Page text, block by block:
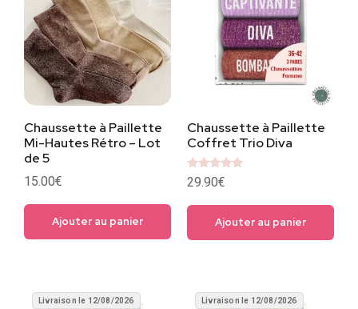
Chaussette à Paillette
Mi-Hautes Rétro – Lot
de 5​
15.00€
Ajouter au panier
Chaussette à Paillette
Coffret Trio Diva
Note
5
29.90€
Ajouter au panier
Livraison le 12/08/2026 Livraison le 12/08/2026